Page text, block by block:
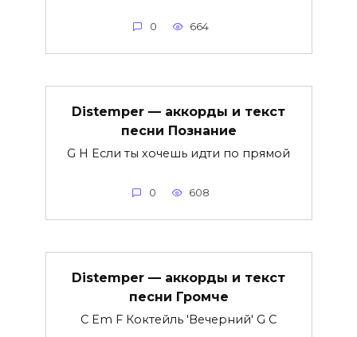
0 664
Distemper — аккорды и текст
песни Познание
G H Если ты хочешь идти по прямой
0 608
Distemper — аккорды и текст
песни Громче
C Em F Коктейль 'Вечерний' G C